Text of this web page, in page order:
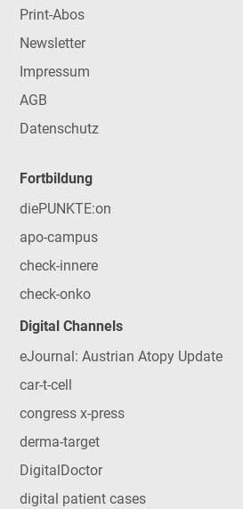
Print-Abos
Newsletter
Impressum
AGB
Datenschutz
Fortbildung
diePUNKTE:on
apo-campus
check-innere
check-onko
Digital Channels
eJournal: Austrian Atopy Update
car-t-cell
congress x-press
derma-target
DigitalDoctor
digital patient cases